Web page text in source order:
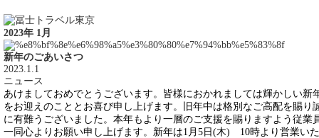
2023年 1月
新年のごあいさつ
2023.1.1
ニュース
あけましておめでとうございます。皆様におかれましては輝かしい新
をお迎えのこととお喜び申し上げます。旧年中は格別なご高配を賜り
に有難うございました。本年もより一層のご支援を賜りますよう従業
一同心よりお願い申し上げます。新年は1月5日(木) 10時より営業いた